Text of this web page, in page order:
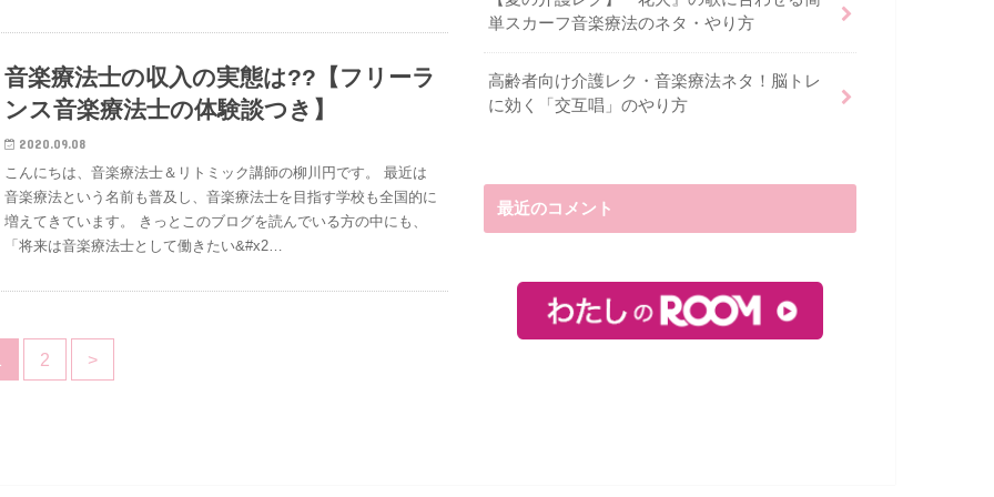
音楽療法士の収入の実態は??【フリーラ
ンス音楽療法士の体験談つき】
2020.09.08
こんにちは、音楽療法士＆リトミック講師の柳川円です。 最近は
音楽療法という名前も普及し、音楽療法士を目指す学校も全国的に
増えてきています。 きっとこのブログを読んでいる方の中にも、
「将来は音楽療法士として働きたい&#x2…
2 >
単スカーフ音楽療法のネタ・やり方
高齢者向け介護レク・音楽療法ネタ！脳トレ
に効く「交互唱」のやり方
最近のコメント